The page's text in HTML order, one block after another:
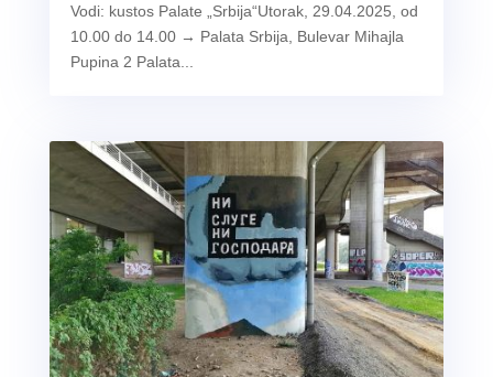
Vodi: kustos Palate „Srbija“Utorak, 29.04.2025, od
10.00 do 14.00 → Palata Srbija, Bulevar Mihajla
Pupina 2 Palata...